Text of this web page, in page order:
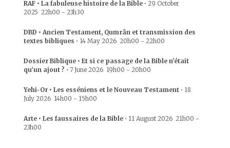
RAF • La fabuleuse histoire de la Bible • 29 October
2025 22h00 - 23h30
DBD • Ancien Testament, Qumrân et transmission des
textes bibliques • 14 May 2026 20h00 - 22h00
Dossier Biblique • Et si ce passage de la Bible n’était
qu’un ajout ? • 7 June 2026 19h00 - 20h00
Yehi-Or • Les esséniens et le Nouveau Testament • 18
July 2026 14h00 - 15h00
Arte • Les faussaires de la Bible • 11 August 2026 21h00 -
23h00